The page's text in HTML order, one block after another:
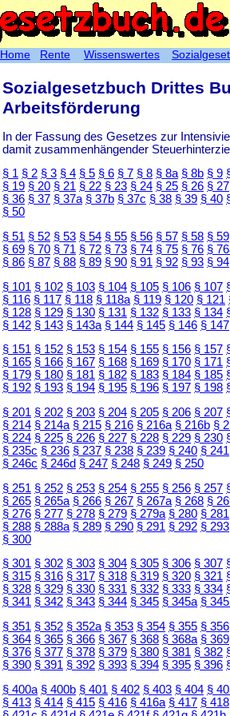
Sozialgesetzbuch Drittes
Arbeitsförderung
In der Fassung des Gesetzes zur
damit zusammenhängender
§ 1 § 2 § 3 § 4 § 5 § 6 § 7 § 8 § 8a § 8b § 9
§ 19 § 20 § 21 § 22 § 23 § 24 § 25 § 26 § 27
§ 36 § 37 § 37a § 37b § 37c § 38 § 39 § 40
§ 50
§ 51 § 52 § 53 § 54 § 55 § 56 § 57 § 58 § 59
§ 69 § 70 § 71 § 72 § 73 § 74 § 75 § 76 §
§ 86 § 87 § 88 § 89 § 90 § 91 § 92 § 93 § 94
§ 101 § 102 § 103 § 104 § 105 § 106 § 107
§ 116 § 117 § 118 § 118a § 119 § 120 § 121
§ 128 § 129 § 130 § 131 § 132 § 133 § 134
§ 142 § 143 § 143a § 144 § 145 § 146 § 147
§ 151 § 152 § 153 § 154 § 155 § 156 § 157
§ 165 § 166 § 167 § 168 § 169 § 170 § 171
§ 179 § 180 § 181 § 182 § 183 § 184 § 185
§ 192 § 193 § 194 § 195 § 196 § 197 § 198
§ 201 § 202 § 203 § 204 § 205 § 206 § 207
§ 214 § 214a § 215 § 216 § 216a § 216b §
§ 224 § 225 § 226 § 227 § 228 § 229 § 230
§ 235c § 236 § 237 § 238 § 239 § 240 § 241
§ 246c § 246d § 247 § 248 § 249 § 250
§ 251 § 252 § 253 § 254 § 255 § 256 § 257
§ 265 § 265a § 266 § 267 § 267a § 268 §
§ 276 § 277 § 278 § 279 § 279a § 280 § 281
§ 288 § 288a § 289 § 290 § 291 § 292 § 293
§ 300
§ 301 § 302 § 303 § 304 § 305 § 306 § 307
§ 315 § 316 § 317 § 318 § 319 § 320 § 321
§ 328 § 329 § 330 § 331 § 332 § 333 § 334
§ 341 § 342 § 343 § 344 § 345 § 345a §
§ 351 § 352 § 352a § 353 § 354 § 355 § 356
§ 364 § 365 § 366 § 367 § 368 § 368a § 369
§ 376 § 377 § 378 § 379 § 380 § 381 § 382
§ 390 § 391 § 392 § 393 § 394 § 395 § 396
§ 400a § 400b § 401 § 402 § 403 § 404 §
§ 413 § 414 § 415 § 416 § 416a § 417 § 418
Home Rente Wissenswertes